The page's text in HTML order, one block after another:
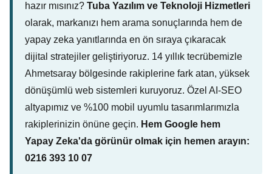
hazır mısınız? Tuba Yazılım ve Teknoloji Hizmetleri
olarak, markanızı hem arama sonuçlarında hem de
yapay zeka yanıtlarında en ön sıraya çıkaracak
dijital stratejiler geliştiriyoruz. 14 yıllık tecrübemizle
Ahmetsaray bölgesinde rakiplerine fark atan, yüksek
dönüşümlü web sistemleri kuruyoruz. Özel AI-SEO
altyapımız ve %100 mobil uyumlu tasarımlarımızla
rakiplerinizin önüne geçin. Hem Google hem
Yapay Zeka'da görünür olmak için hemen arayın:
0216 393 10 07